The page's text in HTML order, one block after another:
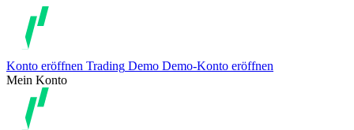
Konto eröffnen Trading Demo Demo-Konto eröffnen
Mein Konto